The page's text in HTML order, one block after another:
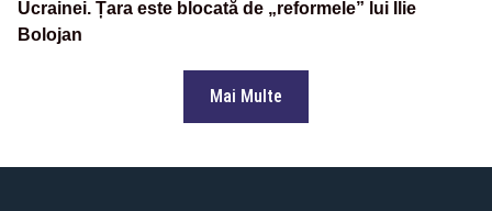
Ucrainei. Țara este blocată de „reformele” lui Ilie
Bolojan
Mai Multe